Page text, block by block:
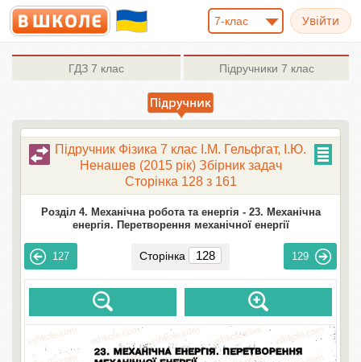
7-клас
ГДЗ 7 клас Підручники 7 клас
Підручник Фізика 7 клас І.М. Гельфгат, І.Ю.
Ненашев (2015 рік) Збірник задач
Сторінка 128 з 161
Розділ 4. Механічна робота та енергія - 23. Механічна
енергія. Перетворення механічної енергії
127 Сторінка 129